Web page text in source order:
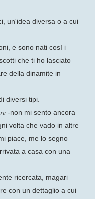
un'idea diversa o a cui
e sono nati così i
che ti ho lasciato
della dinamite in
diversi tipi.
-non mi sento ancora
volta che vado in altre
piace, me lo segno
a casa con una
ricercata, magari
con un dettaglio a cui